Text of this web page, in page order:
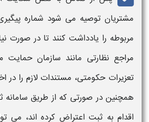
مشتریان توصیه می شود شماره
مربوطه را یادداشت کنند تا در صورت
مراجع نظارتی مانند سازمان
تعزیرات حکومتی، مستندات لازم را در
همچنین در صورتی که از طریق
اقدام به ثبت اعتراض کرده اند، می